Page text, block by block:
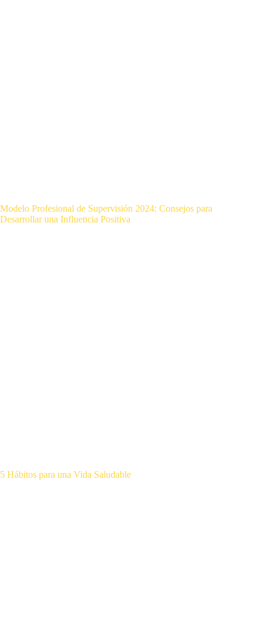
Modelo Profesional de Supervisión 2024: Consejos para
Desarrollar una Influencia Positiva
5 Hábitos para una Vida Saludable